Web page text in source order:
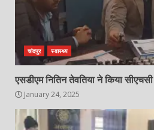
चांदपुर स्वास्थ्य
एसडीएम नितिन तेवतिया ने किया
January 24, 2025